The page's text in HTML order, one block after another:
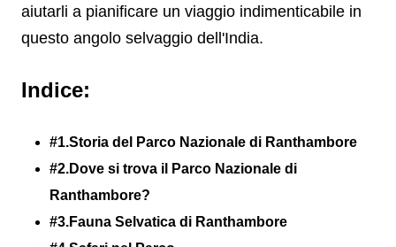
aiutarli a pianificare un viaggio indimenticabile in
questo angolo selvaggio dell'India.
Indice:
#1.Storia del Parco Nazionale di Ranthambore
#2.Dove si trova il Parco Nazionale di
Ranthambore?
#3.Fauna Selvatica di Ranthambore